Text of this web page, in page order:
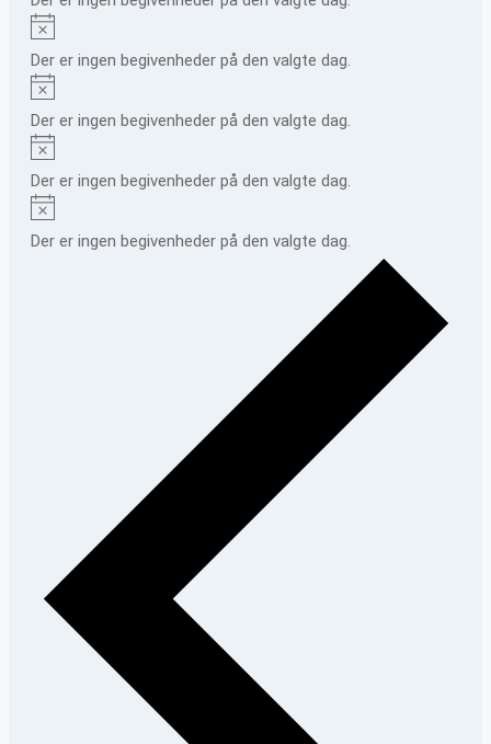
Notice
Der er ingen begivenheder på den valgte dag.
Notice
Der er ingen begivenheder på den valgte dag.
Notice
Der er ingen begivenheder på den valgte dag.
Notice
Der er ingen begivenheder på den valgte dag.